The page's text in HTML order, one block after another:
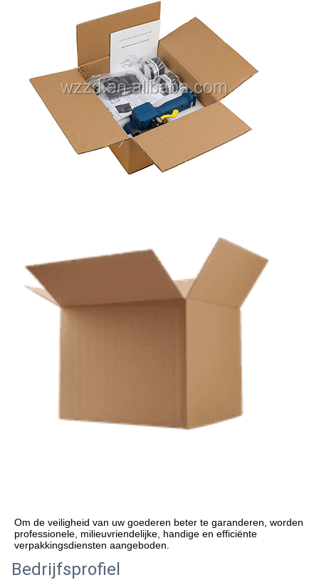
Om de veiligheid van uw goederen beter te garanderen, worden
professionele, milieuvriendelijke, handige en efficiënte
verpakkingsdiensten aangeboden.
Bedrijfsprofiel